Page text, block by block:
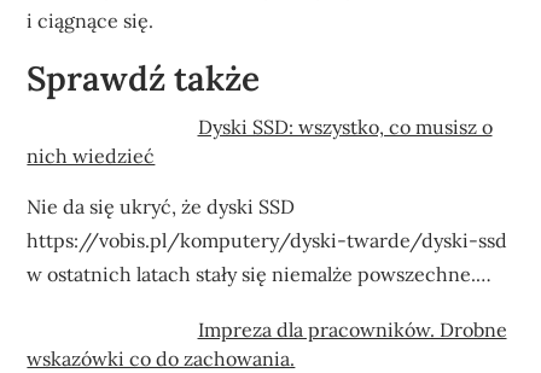
i ciągnące się.
Sprawdź także
Dyski SSD: wszystko, co musisz o
nich wiedzieć
Nie da się ukryć, że dyski SSD
https://vobis.pl/komputery/dyski-twarde/dyski-ssd
w ostatnich latach stały się niemalże powszechne.…
Impreza dla pracowników. Drobne
wskazówki co do zachowania.